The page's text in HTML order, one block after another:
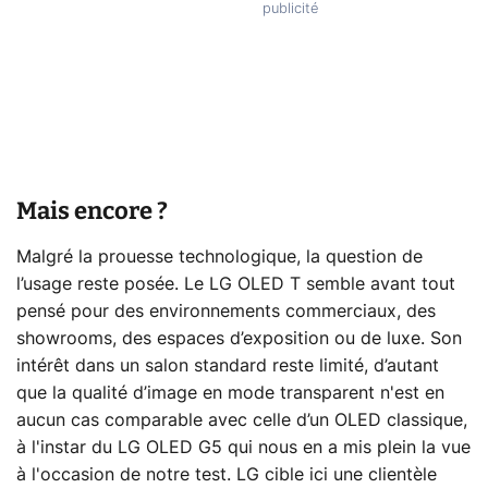
Mais encore ?
Malgré la prouesse technologique, la question de
l’usage reste posée. Le LG OLED T semble avant tout
pensé pour des environnements commerciaux, des
showrooms, des espaces d’exposition ou de luxe. Son
intérêt dans un salon standard reste limité, d’autant
que la qualité d’image en mode transparent n'est en
aucun cas comparable avec celle d’un OLED classique,
à l'instar du LG OLED G5 qui nous en a mis plein la vue
à l'occasion de notre test. LG cible ici une clientèle